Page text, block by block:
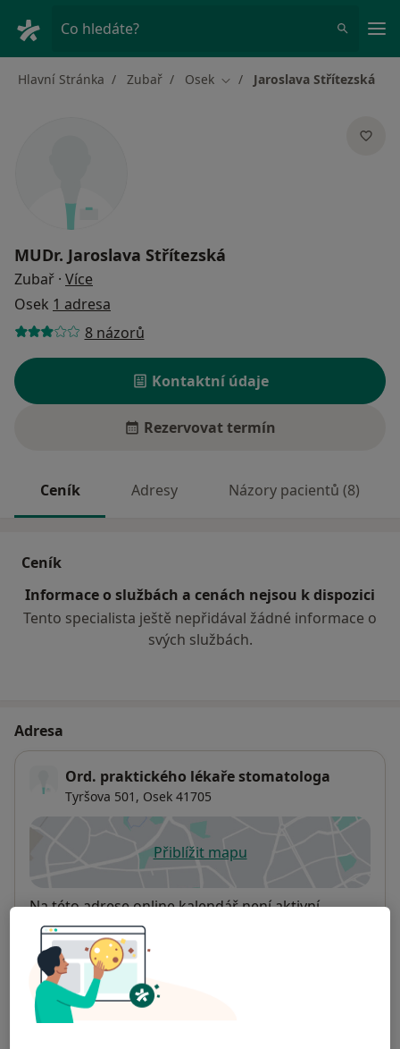
Co hledáte?
Hlavní Stránka Zubař Osek Změna města
Jaroslava Střítezská
MUDr. Jaroslava Střítezská
Zubař · Více
Osek 1 adresa
8 názorů
Kontaktní údaje
Rezervovat termín
Ceník Adresy Názory pacientů (8)
Ceník
Informace o službách a cenách nejsou k dispozici
Tento specialista ještě nepřidával žádné informace o
svých službách.
Adresa
Ord. praktického lékaře stomatologa
Tyršova 501, Osek 41705
Přiblížit mapuse otevře v nové záložce
Dostupnost
Na této adrese online kalendář není aktivní
Co mám v takové situaci udělat?
Způsoby platby (soukromé návštěvy)
Na teto adrese lékař přijímá pacienty na pojišťovnu
Detaily